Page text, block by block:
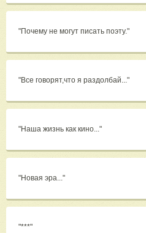
"Почему не могут писать поэту."
"Все говорят,что я раздолбай..."
"Наша жизнь как кино..."
"Новая эра..."
"***"